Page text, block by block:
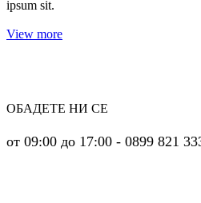
ipsum sit.
View more
ОБАДЕТЕ НИ СЕ
от 09:00 до 17:00 - 0899 821